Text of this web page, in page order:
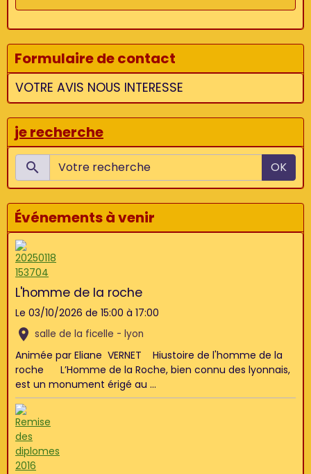
Formulaire de contact
VOTRE AVIS NOUS INTERESSE
je recherche
OK
Événements à venir
L'homme de la roche
Le 03/10/2026 de 15:00 à 17:00
salle de la ficelle - lyon
Animée par Eliane VERNET Hiustoire de l'homme de la
roche L’Homme de la Roche, bien connu des lyonnais,
est un monument érigé au ...